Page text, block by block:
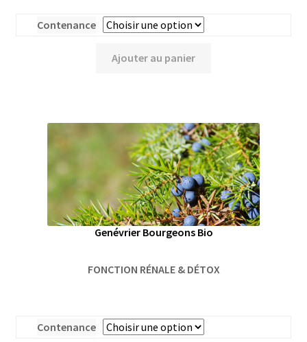
Contenance
Ajouter au panier
Genévrier Bourgeons Bio
FONCTION RÉNALE & DÉTOX
Contenance